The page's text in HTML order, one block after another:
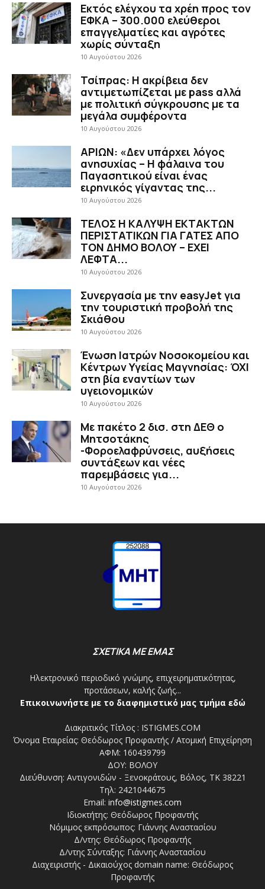
Εκτός ελέγχου τα χρέη προς τον
ΕΦΚΑ – 300.000 ελεύθεροι
επαγγελματίες και αγρότες
χωρίς σύνταξη
10 Αυγούστου 2026
Τσίπρας: Η ακρίβεια δεν
αντιμετωπίζεται με pass αλλά
με πολιτική σύγκρουσης με τα
μεγάλα συμφέροντα
10 Αυγούστου 2026
ΑΡΙΩΝ: «Δεν υπάρχει λόγος
ανησυχίας – Η φάλαινα του
Παγασητικού είναι ένας
ειρηνικός γίγαντας της...
10 Αυγούστου 2026
ΤΕΛΟΣ Η ΚΑΛΥΨΗ ΕΚΤΑΚΤΩΝ
ΠΕΡΙΣΤΑΤΙΚΩΝ ΓΙΑ ΓΑΤΕΣ ΑΠΟ
ΤΟΝ ΔΗΜΟ ΒΟΛΟΥ – ΕΧΕΙ
ΛΕΦΤΑ...
10 Αυγούστου 2026
Συνεργασία με την easyJet για
την τουριστική προβολή της
Σκιάθου
10 Αυγούστου 2026
Ένωση Ιατρών Νοσοκομείου και
Κέντρων Υγείας Μαγνησίας: ΌΧΙ
στη βία εναντίων των
υγειονομικών
10 Αυγούστου 2026
Με πακέτο 2 δισ. στη ΔΕΘ ο
Μητσοτάκης
-Φοροελαφρύνσεις, αυξήσεις
συντάξεων και νέες
παρεμβάσεις για...
10 Αυγούστου 2026
ΣΧΕΤΙΚΑ ΜΕ ΕΜΑΣ
Ηλεκτρονικό περιοδικό γνώμης, επιχειρηματικότητας,
προτάσεων, καλής ζωής...
Επικοινωνήστε με το διαφημιστικό μας τμήμα εδώ
Διακριτικός Τίτλος : ISTIGMES.COM
Όνομα Εταιρείας: Θεόδωρος Προφαντής / Ατομική Επιχείρηση
ΑΦΜ: 160439799
ΔΟΥ: ΒΟΛΟΥ
Διεύθυνση: Αντιγονιδών - Ξενοκράτους, Βόλος, ΤΚ 38221
Τηλ: 2421044675
Email: info@istigmes.com
Ιδιοκτήτης: Θεόδωρος Προφαντής
Νόμιμος εκπρόσωπος: Γιάννης Αναστασίου
Δ/ντης: Θεόδωρος Προφαντής
Δ/ντης Σύνταξης: Γιάννης Αναστασίου
Διαχειριστής - Δικαιούχος domain name: Θεόδωρος
Προφαντής